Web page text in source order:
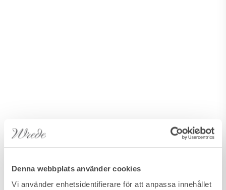
Denna webbplats använder cookies
Vi använder enhetsidentifierare för att anpassa innehållet